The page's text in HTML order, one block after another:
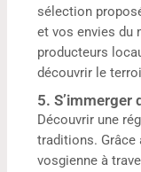
sélection
et vos envies du
producteurs
découvrir le
5. S’immerger
Découvrir une
traditions. Grâce
vosgienne à